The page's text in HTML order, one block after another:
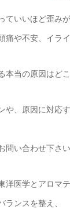
ていいほど歪み
や不安、イラ
本当の原因はど
や、原因に対応
い合わせ下さい
医学とアロマ
ンスを整え、